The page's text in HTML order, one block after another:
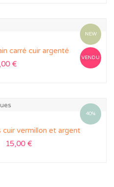
NEW
VENDU
carré cuir argenté
€
40%
cuir vermillon et argent
15,00 €